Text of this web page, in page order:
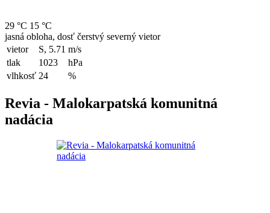
29 °C 15 °C
jasná obloha, dosť čerstvý severný vietor
vietor
S, 5.71 m/s
tlak
1023
hPa
vlhkosť 24 %
Revia - Malokarpatská komunitná
nadácia